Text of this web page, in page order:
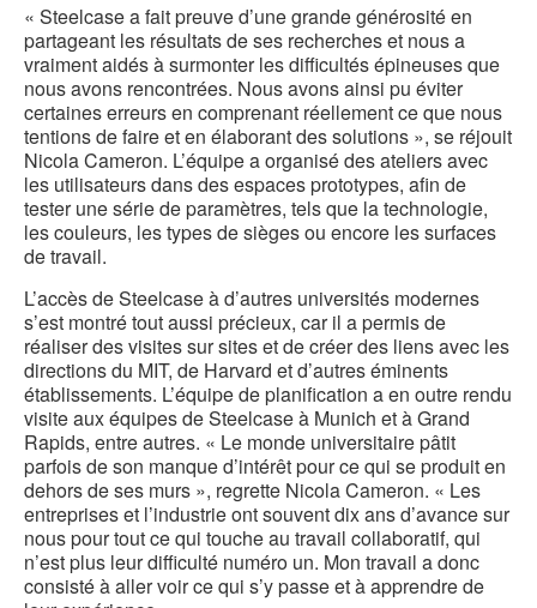
« Steelcase a fait preuve d’une grande générosité en
partageant les résultats de ses recherches et nous a
vraiment aidés à surmonter les difficultés épineuses que
nous avons rencontrées. Nous avons ainsi pu éviter
certaines erreurs en comprenant réellement ce que nous
tentions de faire et en élaborant des solutions », se réjouit
Nicola Cameron. L’équipe a organisé des ateliers avec
les utilisateurs dans des espaces prototypes, afin de
tester une série de paramètres, tels que la technologie,
les couleurs, les types de sièges ou encore les surfaces
de travail.
L’accès de Steelcase à d’autres universités modernes
s’est montré tout aussi précieux, car il a permis de
réaliser des visites sur sites et de créer des liens avec les
directions du MIT, de Harvard et d’autres éminents
établissements. L’équipe de planification a en outre rendu
visite aux équipes de Steelcase à Munich et à Grand
Rapids, entre autres. « Le monde universitaire pâtit
parfois de son manque d’intérêt pour ce qui se produit en
dehors de ses murs », regrette Nicola Cameron. « Les
entreprises et l’industrie ont souvent dix ans d’avance sur
nous pour tout ce qui touche au travail collaboratif, qui
n’est plus leur difficulté numéro un. Mon travail a donc
consisté à aller voir ce qui s’y passe et à apprendre de